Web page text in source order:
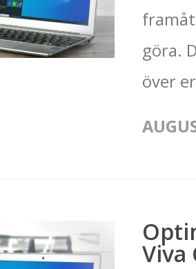
göra.
över
Viva